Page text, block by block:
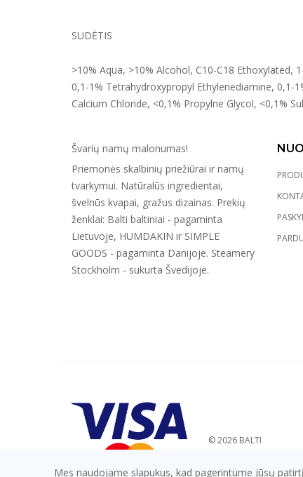
SUDĖTIS
>10% Aqua, >10% Alcohol, C10-C18 Ethoxylated,
0,1-1% Tetrahydroxypropyl Ethylenediamine, 0,1-
Calcium Chloride, <0,1% Propylne Glycol, <0,1%
Švarių namų malonumas!
Priemonės skalbinių priežiūrai ir namų
tvarkymui. Natūralūs ingredientai,
švelnūs kvapai, gražus dizainas. Prekių
ženklai: Balti baltiniai - pagaminta
Lietuvoje, HUMDAKIN ir SIMPLE
GOODS - pagaminta Danijoje. Steamery
Stockholm - sukurta Švedijoje.
© 2026 BALTI
Mes naudojame slapukus, kad pagerintume jūsų